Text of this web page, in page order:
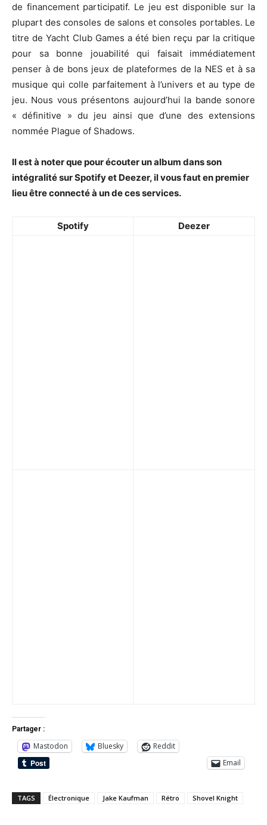
de financement participatif. Le jeu est disponible sur la
plupart des consoles de salons et consoles portables. Le
titre de Yacht Club Games a été bien reçu par la critique
pour sa bonne jouabilité qui faisait immédiatement
penser à de bons jeux de plateformes de la NES et à sa
musique qui colle parfaitement à l’univers et au type de
jeu. Nous vous présentons aujourd’hui la bande sonore
« définitive » du jeu ainsi que d’une des extensions
nommée Plague of Shadows.
Il est à noter que pour écouter un album dans son
intégralité sur Spotify et Deezer, il vous faut en premier
lieu être connecté à un de ces services.
Spotify Deezer
Partager :
Mastodon Bluesky
Reddit
Email
TAGS Électronique Jake Kaufman Rétro Shovel Knight